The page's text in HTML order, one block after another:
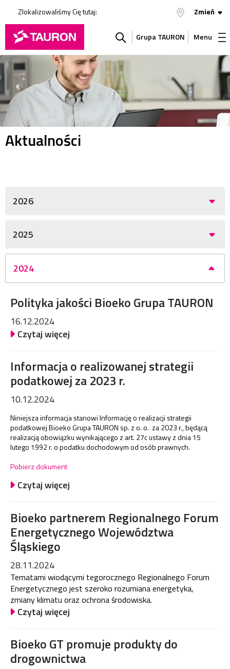
Zlokalizowaliśmy Cię tutaj: Zmień
Szukaj
w
serwisie
Grupa TAURON Menu
Aktualności
2026
2025
2024
Polityka jakości Bioeko Grupa TAURON
16.12.2024
Czytaj więcej
Informacja o realizowanej strategii
podatkowej za 2023 r.
10.12.2024
Niniejsza informacja stanowi Informację o realizacji strategii
podatkowej Bioeko Grupa TAURON sp. z o. o. za 2023 r., będącą
realizacją obowiązku wynikającego z art. 27c ustawy z dnia 15
lutego 1992 r. o podatku dochodowym od osób prawnych.
Pobierz dokument
Czytaj więcej
Bioeko partnerem Regionalnego Forum
Energetycznego Województwa
Śląskiego
28.11.2024
Tematami wiodącymi tegorocznego Regionalnego Forum
Energetycznego jest szeroko rozumiana energetyka,
zmiany klimatu oraz ochrona środowiska.
Czytaj więcej
Bioeko GT promuje produkty do
drogownictwa